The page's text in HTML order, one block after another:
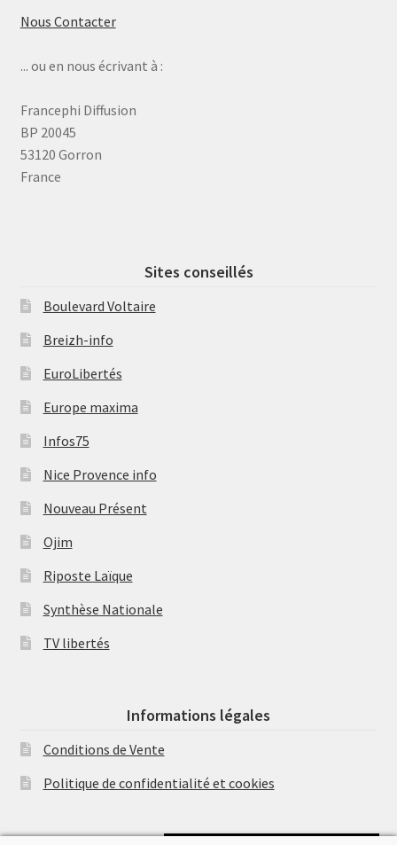
Nous Contacter
... ou en nous écrivant à :
Francephi Diffusion
BP 20045
53120 Gorron
France
Sites conseillés
Boulevard Voltaire
Breizh-info
EuroLibertés
Europe maxima
Infos75
Nice Provence info
Nouveau Présent
Ojim
Riposte Laïque
Synthèse Nationale
TV libertés
Informations légales
Conditions de Vente
Politique de confidentialité et cookies